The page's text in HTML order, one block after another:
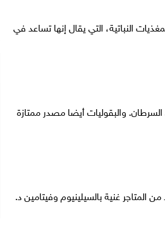
النباتية، التي يقال إنها تساعد في
والبقوليات أيضا مصدر ممتازة
غنية بالسيلينيوم وفيتامين د.